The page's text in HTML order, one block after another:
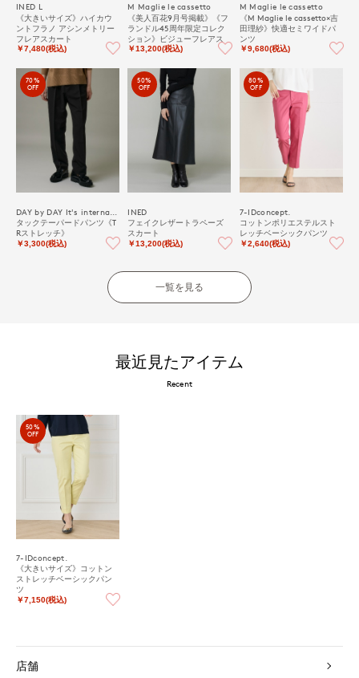
INED L
《大きいサイズ》ハイカウ
ントフラノ アシンメトリー
フレアスカート
￥7,480(税込)
M Maglie le cassetto
《美人百花9月号掲載》《フ
ランドル45周年限定コレク
ション》ビジューフレアス
カート《M Maglie le casset
￥13,200(税込)
M Maglie le cassetto
《M Maglie le cassetto×吉
田理紗》快適セミワイドパ
ンツ
￥9,680(税込)
70%
OFF
タックテーパードパンツ《T
Rストレッチ》
￥3,300(税込)
50%
OFF
INED
フェイクレザートラペーズ
スカート
￥13,200(税込)
80%
OFF
7-IDconcept.
コットンポリエステルスト
レッチベーシックパンツ
￥2,640(税込)
一覧を見る
最近見たアイテム
Recent
50%
OFF
7-IDconcept.
《大きいサイズ》コットン
ストレッチベーシックパン
ツ
￥7,150(税込)
店舗